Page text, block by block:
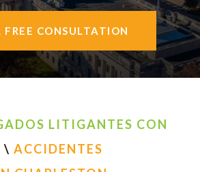
FREE CONSULTATION
LITIGANTES CON
\ ACCIDENTES